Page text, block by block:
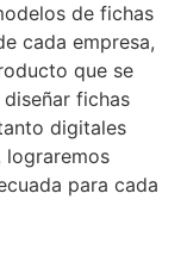
de fichas
cada empresa,
que se
fichas
digitales
lograremos
para cada